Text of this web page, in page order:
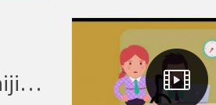
UMHCG: Nacrt zakona o povlasticama na putovanje mora biti pravedniji i usklađen sa stvarnim životom osoba s invaliditetom